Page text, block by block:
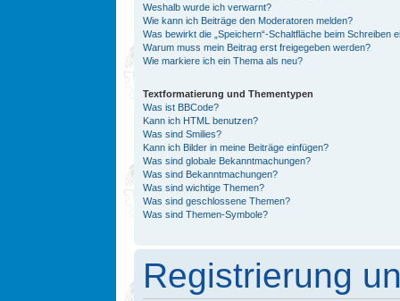
Weshalb wurde ich verwarnt?
Wie kann ich Beiträge den Moderatoren melden?
Was bewirkt die „Speichern“-Schaltfläche beim Schreiben
Warum muss mein Beitrag erst freigegeben werden?
Wie markiere ich ein Thema als neu?
Textformatierung und Thementypen
Was ist BBCode?
Kann ich HTML benutzen?
Was sind Smilies?
Kann ich Bilder in meine Beiträge einfügen?
Was sind globale Bekanntmachungen?
Was sind Bekanntmachungen?
Was sind wichtige Themen?
Was sind geschlossene Themen?
Was sind Themen-Symbole?
Registrierung